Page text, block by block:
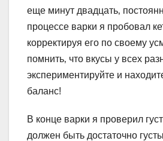
еще минут двадцать‚
процессе варки я пробовал
корректируя его по своему
помнить‚ что вкусы у всех
экспериментируйте и
баланс!
В конце варки я проверил
должен быть достаточно